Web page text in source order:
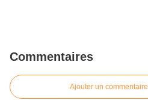
Commentaires
Ajouter un commentaire